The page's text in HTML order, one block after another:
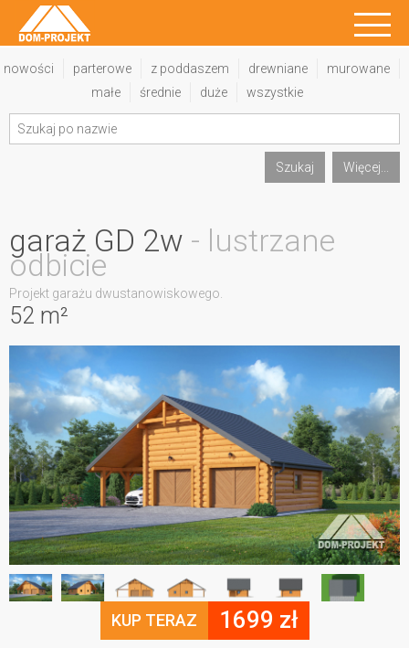
nowości parterowe z poddaszem drewniane
murowane
małe
średnie duże wszystkie
Szukaj Więcej...
52 m²
garaż GD 2w - lustrzane
odbicie
Projekt garażu dwustanowiskowego.
KUP TERAZ 1699 zł